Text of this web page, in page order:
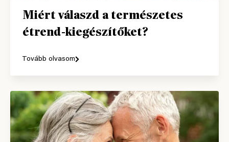
Miért válaszd a természetes
étrend-kiegészítőket?
Tovább olvasom